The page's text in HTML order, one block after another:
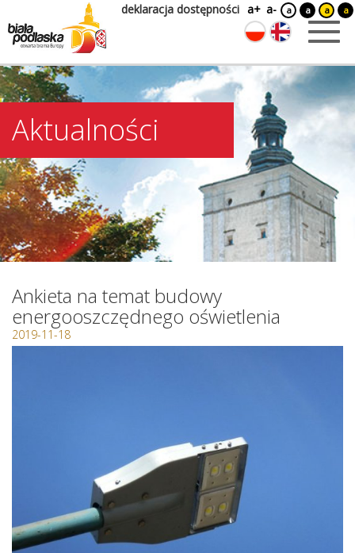
deklaracja dostępności a+ a- a a a a
Aktualności
Ankieta na temat budowy
energooszczędnego oświetlenia
2019-11-18